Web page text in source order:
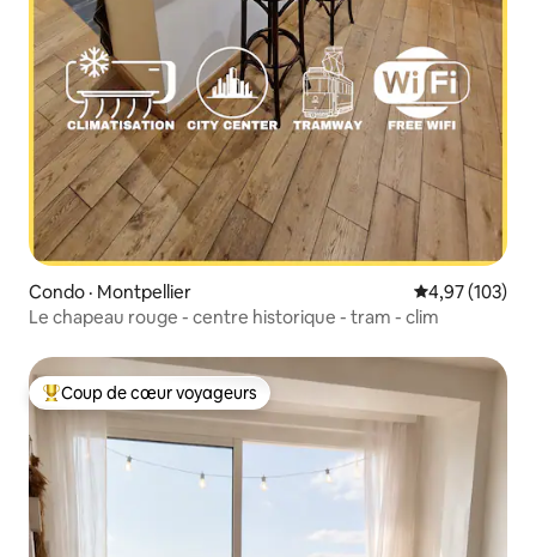
Condo · Montpellier Note
4,97 (103)
Le chapeau rouge - centre historique - tram - clim
Coup de cœur voyageurs parmi les plus aimés
Coup de cœur voyageurs